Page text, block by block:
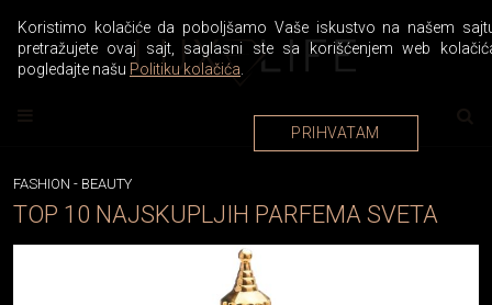
FASHION - BEAUTY
TOP 10 NAJSKUPLJIH PARFEMA SVETA
Koristimo kolačiće da poboljšamo Vaše iskustvo na našem
pretražujete ovaj sajt, saglasni ste sa korišćenjem web
pogledajte našu Politiku kolačića
PRIHVATAM